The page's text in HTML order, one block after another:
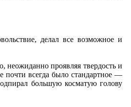
делал все возможное и
неожиданно проявляя твердость и
почти всегда было стандартное —
большую косматую голову